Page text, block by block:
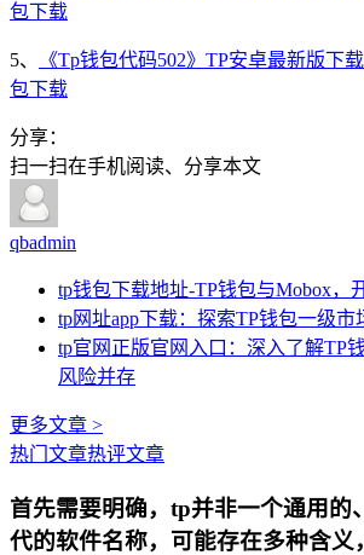
包下载
5、
《Tp钱包代码502》TP安卓最新版下
包下载
分享：
扫一扫在手机阅读、分享本文
qbadmin
tp钱包下载地址-TP钱包与Mobox，
tp网址app下载：探索TP钱包一级
tp官网正版官网入口：深入了解TP
风险并存
更多文章 >
热门文章热评文章
首先需要明确，tp并非一个通用的
代的软件名称，可能存在多种含义